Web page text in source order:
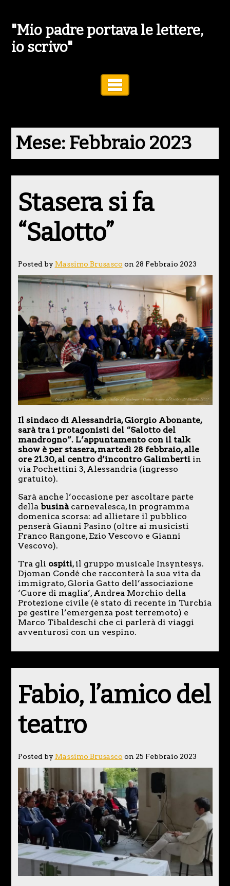
"Mio padre portava le lettere,
io scrivo"
Mese: Febbraio 2023
Stasera si fa
“Salotto”
Posted by Massimo Brusasco on 28 Febbraio 2023
Il sindaco di Alessandria, Giorgio Abonante,
sarà tra i protagonisti del “Salotto del
mandrogno”. L’appuntamento con il talk
show è per stasera, martedì 28 febbraio, alle
ore 21.30, al centro d’incontro Galimberti in
via Pochettini 3, Alessandria (ingresso
gratuito).
Sarà anche l’occasione per ascoltare parte
dellabusinàcarnevalesca, in programma
domenica scorsa: ad allietare il pubblico
penserà Gianni Pasino (oltre ai musicisti
Franco Rangone, Ezio Vescovo e Gianni
Vescovo).
Tra gli ospiti, il gruppo musicale Insyntesys.
Djoman Condé che racconterà la sua vita da
immigrato, Gloria Gatto dell’associazione
‘Cuore di maglia’, Andrea Morchio della
Protezione civile (è stato di recente in Turchia
pe gestire l’emergenza post terremoto) e
Marco Tibaldeschi che ci parlerà di viaggi
avventurosi con un vespino.
Fabio, l’amico del
teatro
Posted by Massimo Brusasco on 25 Febbraio 2023